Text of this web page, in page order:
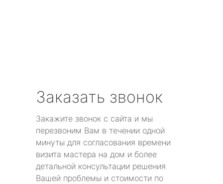
Заказать звонок
Закажите звонок с сайта и мы
перезвоним Вам в течении одной
минуты для согласования времени
визита мастера на дом и более
детальной консультации решения
Вашей проблемы и стоимости по